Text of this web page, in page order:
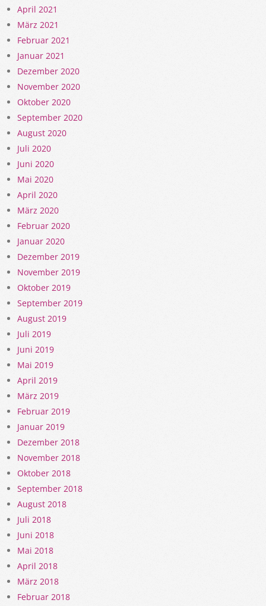
April 2021
März 2021
Februar 2021
Januar 2021
Dezember 2020
November 2020
Oktober 2020
September 2020
August 2020
Juli 2020
Juni 2020
Mai 2020
April 2020
März 2020
Februar 2020
Januar 2020
Dezember 2019
November 2019
Oktober 2019
September 2019
August 2019
Juli 2019
Juni 2019
Mai 2019
April 2019
März 2019
Februar 2019
Januar 2019
Dezember 2018
November 2018
Oktober 2018
September 2018
August 2018
Juli 2018
Juni 2018
Mai 2018
April 2018
März 2018
Februar 2018